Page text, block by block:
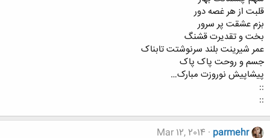
قلبت از هر غصه دور
بزم عشقت پر سرور
بخت و تقدیرت قشنگ
عمر شیرینت بلند سرنوشتت تابناک
جسم و روحت پاک پاک
پیشاپیش نوروزت مبارک…
::
::
parmehr
Mar 12, 2014